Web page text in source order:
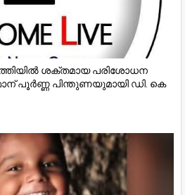
ശക്തമായ പരിശോധന
പൂർണ്ണ പിന്തുണയുമായി ഡി. കെ